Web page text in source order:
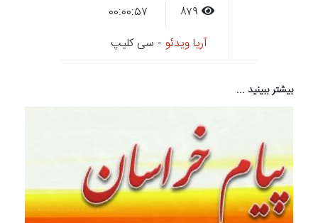
آریا ویدئو - سی کلیپ
بیشتر ببینید ...